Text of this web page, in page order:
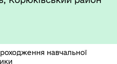
навчальної